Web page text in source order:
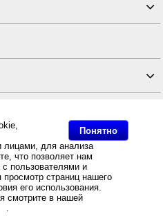
Понятно
лицами, для анализа
что позволяет нам
пользователями и
страниц нашего
его использования.
смотрите в нашей
.
оборудования для автоматизации общепита и
материалов
"ПОСЛЭНД" © 2008-2026.
8'' черная, без ФР + Frontol Оптим за разумную цену
интернет-магазине Послэнд!, POS-система ForPOSt